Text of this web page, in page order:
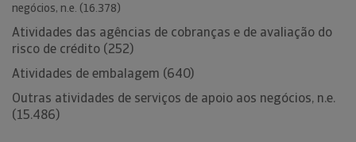
negócios, n.e. (16.378)
Atividades das agências de cobranças e de avaliação do
risco de crédito (252)
Atividades de embalagem (640)
Outras atividades de serviços de apoio aos negócios, n.e.
(15.486)